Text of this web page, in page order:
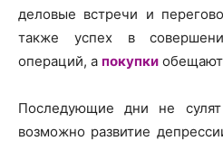
деловые встречи и
также успех в
операций, а покупки
Последующие дни не
возможно развитие